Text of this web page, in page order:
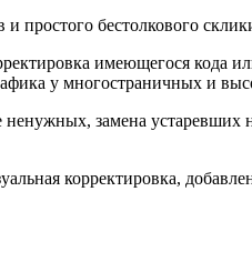
простого бестолкового
имеющегося кода
у многостраничных и
замена
корректировка,